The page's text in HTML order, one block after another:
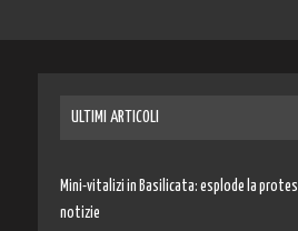
ULTIMI ARTICOLI
Mini-vitalizi in Basilicata: esplode la
notizie